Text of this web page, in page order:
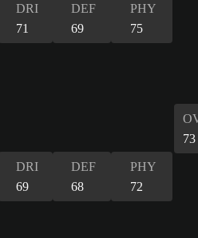
DRI
71
DEF
69
PHY
75
DRI
69
DEF
68
PHY
72
73